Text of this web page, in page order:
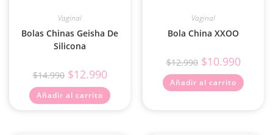
Vaginal
Bolas Chinas Geisha De
Silicona
$14.990 $12.990
Añadir al carrito
Vaginal
Bola China XXOO
$12.990 $10.990
Añadir al carrito